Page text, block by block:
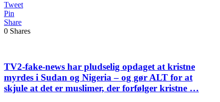
Tweet
Pin
Share
0 Shares
TV2-fake-news har pludselig opdaget at kristne
myrdes i Sudan og Nigeria – og gør ALT for at
skjule at det er muslimer, der forfølger kristne …